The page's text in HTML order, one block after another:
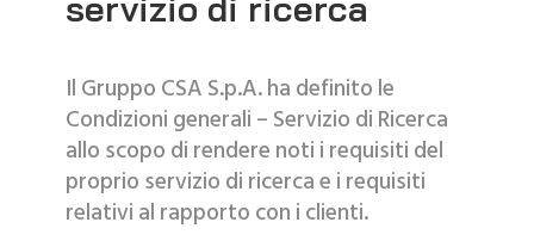
Il Gruppo CSA S.p.A. ha definito le
Condizioni generali – Servizio di Ricerca
allo scopo di rendere noti i requisiti del
proprio servizio di ricerca e i requisiti
relativi al rapporto con i clienti.